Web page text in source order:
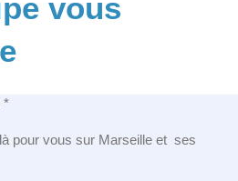
vous
*
pour vous sur Marseille et ses